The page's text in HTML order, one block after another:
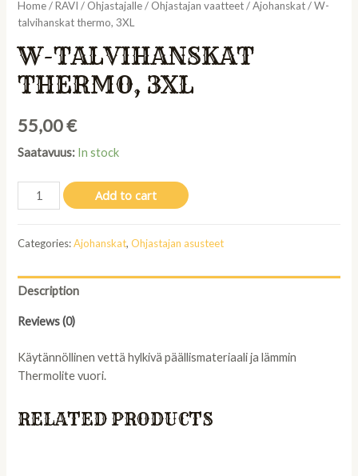
Home/RAVI / Ohjastajalle/ Ohjastajan vaatteet/Ajohanskat/ W-
talvihanskat thermo, 3XL
W-TALVIHANSKAT
THERMO, 3XL
55,00€
Saatavuus: In stock
talvihanskat
3XL
Add to cart
Categories:Ajohanskat,Ohjastajan asusteet
Description
Reviews (0)
Käytännöllinen vettä hylkivä päällismateriaali ja lämmin
Thermolite vuori.
RELATED PRODUCTS